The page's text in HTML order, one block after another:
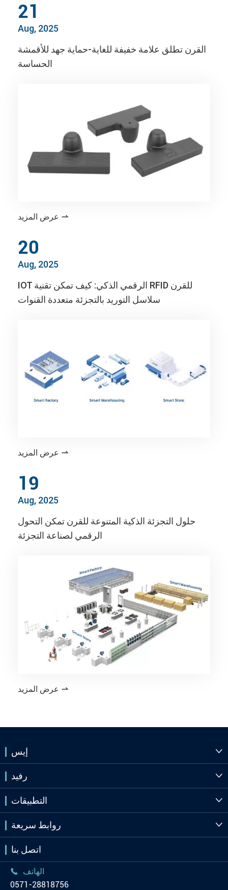
21
Aug, 2025
القرن تطلق علامة خفيفة للغاية-حماية جهد للأقمشة
الحساسة

20
Aug, 2025
IOT الرقمي الذكي: كيف تمكن تقنية RFID للقرن
سلاسل التوريد بالتجزئة متعددة القنوات

19
Aug, 2025
حلول التجزئة الذكية المتنوعة للقرن تمكن التحول
الرقمي لصناعة التجزئة

إيس 
رفيد 
التطبيقات 
روابط سريعة 
اتصل بنا

الهاتف
0571-28818756